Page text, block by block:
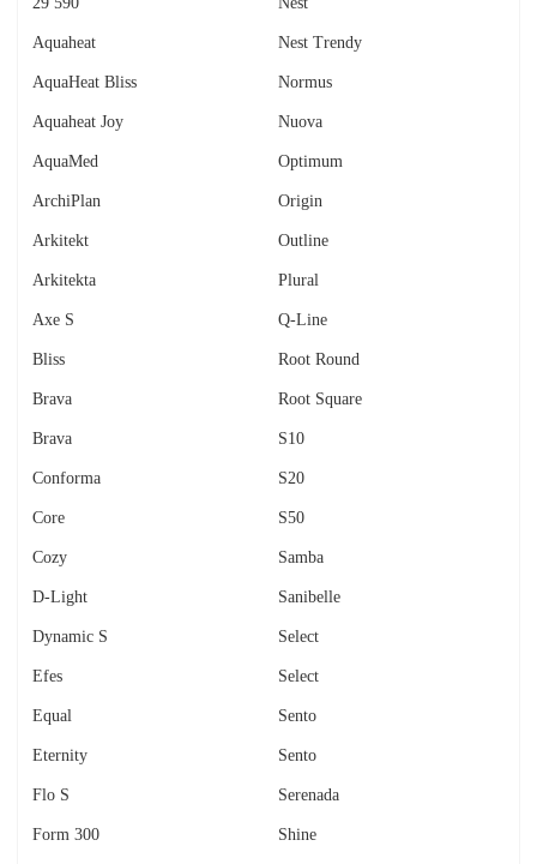
Aquaheat
AquaHeat Bliss
Aquaheat Joy
AquaMed
ArchiPlan
Arkitekt
Arkitekta
Axe S
Bliss
Brava
Brava
Conforma
Core
Cozy
D-Light
Dynamic S
Efes
Equal
Eternity
Flo S
Form 300
Nest Trendy
Normus
Nuova
Optimum
Origin
Outline
Plural
Q-Line
Root Round
Root Square
S10
S20
S50
Samba
Sanibelle
Select
Select
Sento
Sento
Serenada
Shine